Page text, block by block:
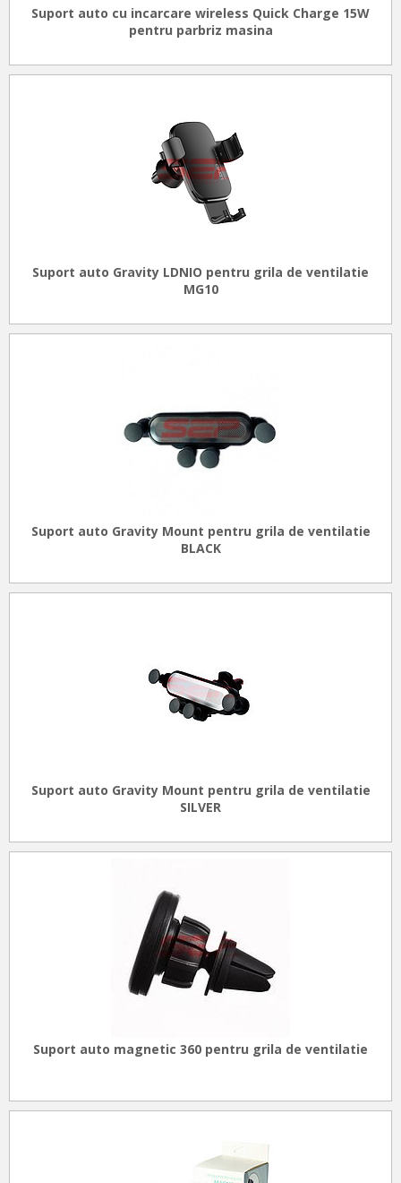
Suport auto cu incarcare wireless Quick Charge 15W
pentru parbriz masina
Suport auto Gravity LDNIO pentru grila de ventilatie
MG10
Suport auto Gravity Mount pentru grila de ventilatie
BLACK
Suport auto Gravity Mount pentru grila de ventilatie
SILVER
Suport auto magnetic 360 pentru grila de ventilatie